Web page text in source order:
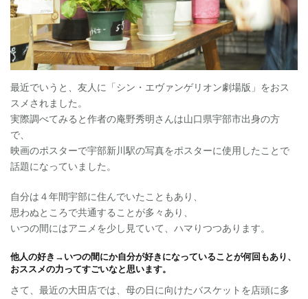
最近でいうと、友人に「シン・エヴァンゲリオン劇場版」をおス
スメされました。
実際調べてみると作者の庵野秀明さんは山口県宇部市出身の方
で、
映画のポスターで宇部新川駅の写真をポスターに使用したことで
話題になっていました。
自分は４年間宇部に住んでいたこともあり、
思わぬところで共通することが多々あり、
いつの間にはアニメを少し見ていて、ハマりつつあります。
他人の好き→いつの間にか自分が好きになっていることが何回もあり、
おススメの力ってすごいなと思います。
さて、最近の大田店では、母の日に向けたバスケットを店頭に多